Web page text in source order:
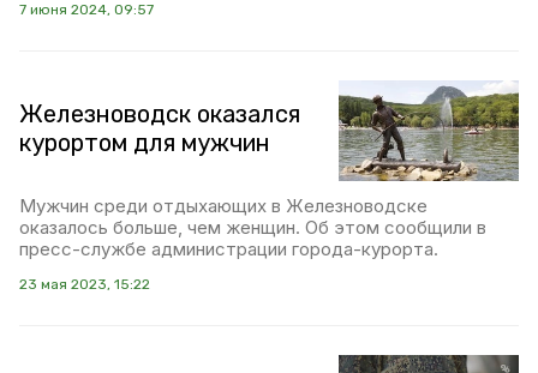
7 июня 2024, 09:57
Железноводск оказался
курортом для мужчин
Мужчин среди отдыхающих в Железноводске
оказалось больше, чем женщин. Об этом сообщили в
пресс-службе администрации города-курорта.
23 мая 2023, 15:22